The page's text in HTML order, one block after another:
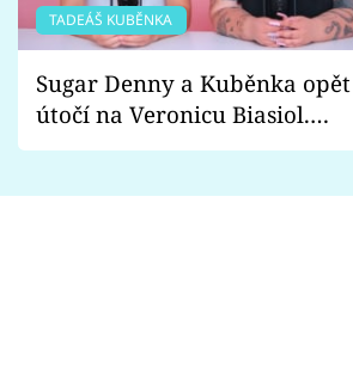
TADEÁŠ KUBĚNKA
Sugar Denny a Kuběnka opět
útočí na Veronicu Biasiol.
Proč je podle nich falešná a